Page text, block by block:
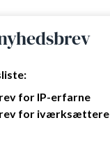
for IP-erfarne
for iværksættere